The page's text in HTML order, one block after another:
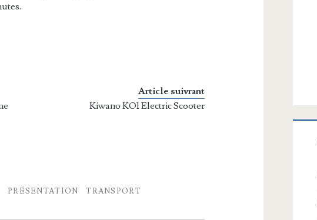
Article suivrant
Kiwano KO1 Electric Scooter
PRÉSENTATION TRANSPORT